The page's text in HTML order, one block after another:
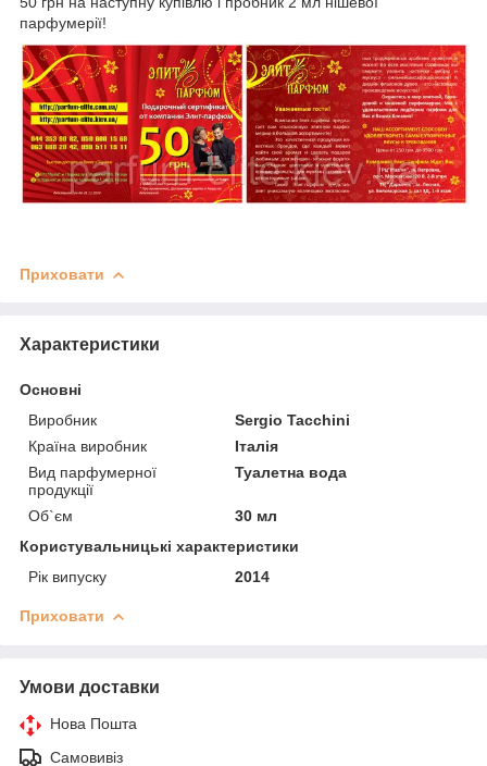
парфумерії!
Приховати
Характеристики
Основні
Виробник
Sergio Tacchini
Країна виробник
Італія
Вид парфумерної
продукції
Туалетна вода
Об`єм
30 мл
Користувальницькі характеристики
Рік випуску
2014
Приховати
Умови доставки
Нова Пошта
Самовивіз